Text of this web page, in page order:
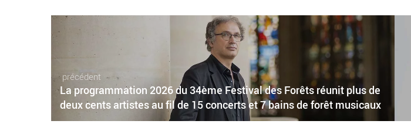
précédent
La programmation 2026 du 34ème Festival des Forêts réunit plus de
deux cents artistes au fil de 15 concerts et 7 bains de forêt musicaux